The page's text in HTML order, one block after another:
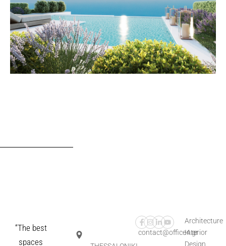
“The best
spaces
contact@office4.gr
Architecture
Interior
Design